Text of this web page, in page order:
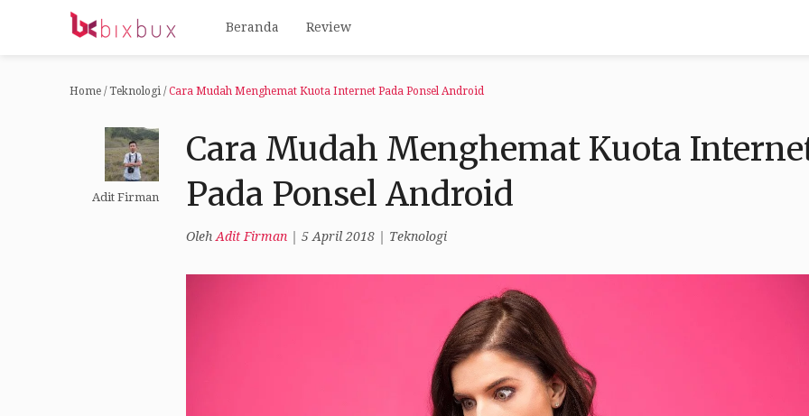
Beranda Review
Home /Teknologi /Cara Mudah Menghemat Kuota Internet Pada Ponsel Android
Adit Firman
Cara Mudah Menghemat Kuota
Pada Ponsel Android
Oleh Adit Firman| 5 April 2018| Teknologi